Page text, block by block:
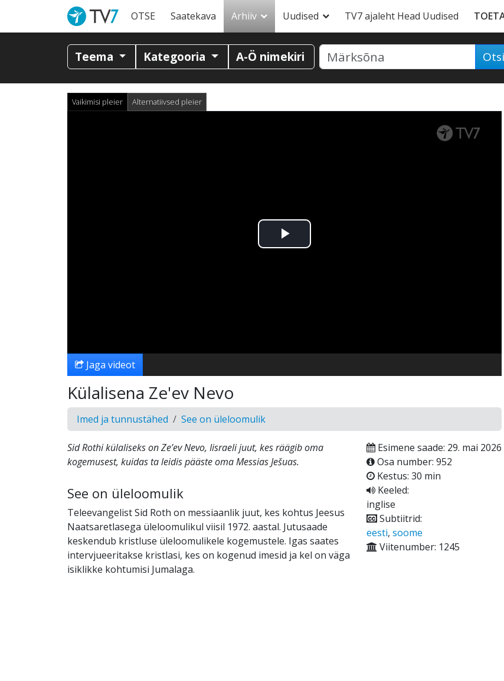
OTSE Saatekava Arhiiv Uudised TV7 ajaleht Head Uudised
Teema Kategooria A-Ö nimekiri Otsi
Vaikimisi pleier Alternatiivsed pleier
Esita
Jaga videot
Külalisena Ze'ev Nevo
Imed ja tunnustähed See on üleloomulik
Sid Rothi külaliseks on Ze’ev Nevo, Iisraeli juut, kes räägib oma
kogemusest, kuidas ta leidis pääste oma Messias Ješuas.
See on üleloomulik
Teleevangelist Sid Roth on messiaanlik juut, kes kohtus Jeesus
Naatsaretlasega üleloomulikul viisil 1972. aastal. Jutusaade
keskendub kristluse üleloomulikele kogemustele. Igas saates
intervjueeritakse kristlasi, kes on kogenud imesid ja kel on väga
isiklikke kohtumisi Jumalaga.
Esimene saade: 29. mai 2026
Osa number: 952
Kestus: 30 min
Keeled:
inglise
Subtiitrid:
eesti, soome
Viitenumber: 1245